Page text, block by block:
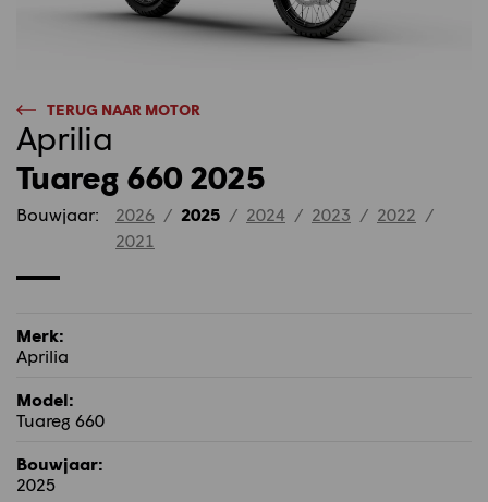
TERUG NAAR MOTOR
Aprilia
Tuareg 660 2025
Bouwjaar: 2026 / 2025 / 2024 / 2023 / 2022 /
2021
Merk:
Aprilia
Model:
Tuareg 660
Bouwjaar:
2025